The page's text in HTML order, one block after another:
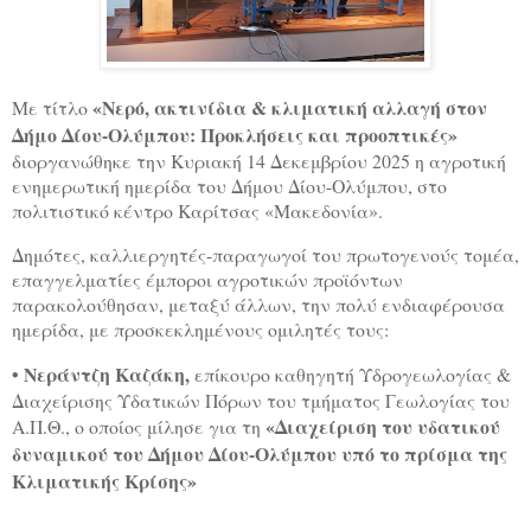
Με τίτλο«Νερό, ακτινίδια & κλιματική αλλαγή στον
Δήμο Δίου-Ολύμπου: Προκλήσεις και προοπτικές»
διοργανώθηκε την Κυριακή 14 Δεκεμβρίου 2025 η αγροτική
ενημερωτική ημερίδα του Δήμου Δίου-Ολύμπου, στο
πολιτιστικό κέντρο Καρίτσας «Μακεδονία».
Δημότες, καλλιεργητές-παραγωγοί του πρωτογενούς τομέα,
επαγγελματίες έμποροι αγροτικών προϊόντων
παρακολούθησαν, μεταξύ άλλων, την πολύ ενδιαφέρουσα
ημερίδα, με προσκεκλημένους ομιλητές τους:
• Νεράντζη Καζάκη,επίκουρο καθηγητή Υδρογεωλογίας &
Διαχείρισης Υδατικών Πόρων του τμήματος Γεωλογίας του
Α.Π.Θ., ο οποίος μίλησε για τη «Διαχείριση του υδατικού
δυναμικού του Δήμου Δίου-Ολύμπου υπό το πρίσμα της
Κλιματικής Κρίσης»